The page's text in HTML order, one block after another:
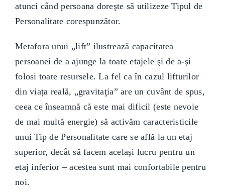
atunci când persoana doreşte să utilizeze Tipul de
Personalitate corespunzător.
Metafora unui „lift” ilustrează capacitatea
persoanei de a ajunge la toate etajele şi de a-şi
folosi toate resursele. La fel ca în cazul lifturilor
din viața reală, „gravitaţia” are un cuvânt de spus,
ceea ce înseamnă că este mai dificil (este nevoie
de mai multă energie) să activăm caracteristicile
unui Tip de Personalitate care se află la un etaj
superior, decât să facem același lucru pentru un
etaj inferior – acestea sunt mai confortabile pentru
noi.